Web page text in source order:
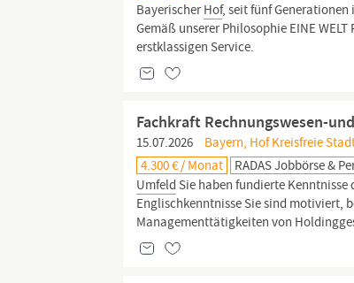
BayerischerHof, seit fünf
Gemäß unserer Philosophie EINE
erstklassigen Service.
Fachkraft Rechnungswesen-
15.07.2026
Bayern, Hof Kreisfreie
4.300 € / Monat
RADAS Jobbörse &
Umfeld Sie haben fundierte
Englischkenntnisse Sie sind motiviert,
Managementtätigkeiten von